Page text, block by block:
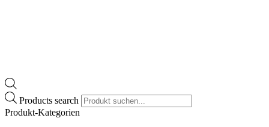
Products search
Produkt-Kategorien